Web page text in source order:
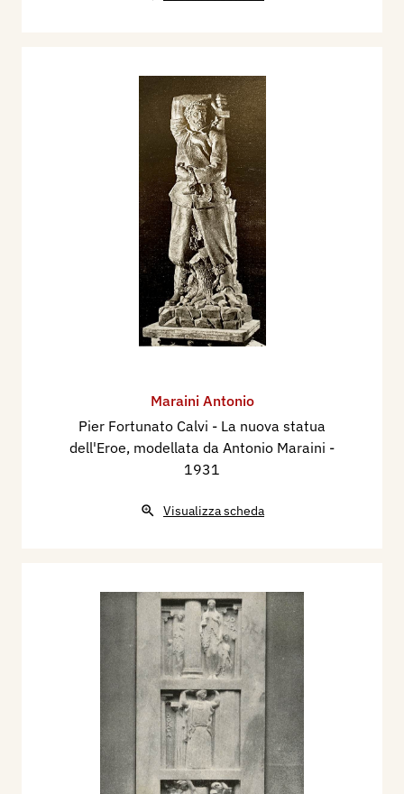
Maraini Antonio
Pier Fortunato Calvi - La nuova statua
dell'Eroe, modellata da Antonio Maraini -
1931
Visualizza scheda